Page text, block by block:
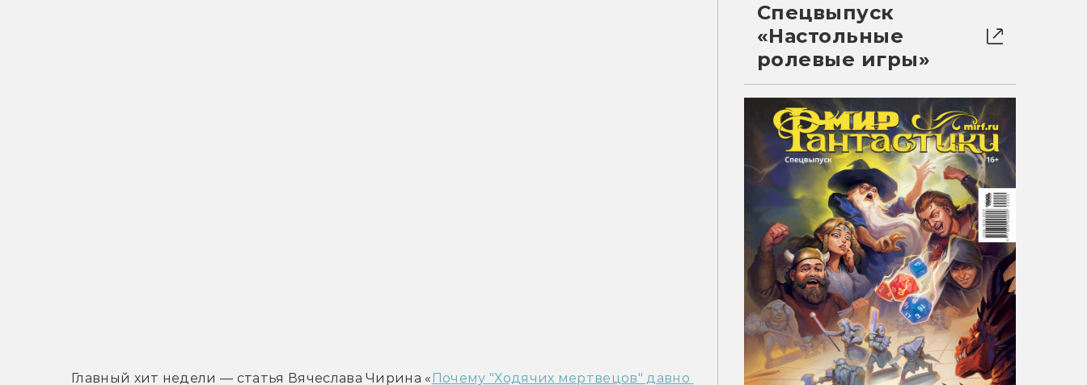
Главный хит недели — статья Вячеслава Чирина « Почему "Ходячих мертвецов" давно
Спецвыпуск
«Настольные
ролевые игры»